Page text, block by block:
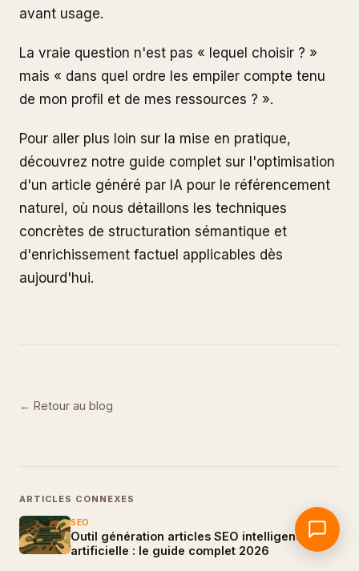
avant usage.
La vraie question n'est pas « lequel choisir ? »
mais « dans quel ordre les empiler compte tenu
de mon profil et de mes ressources ? ».
Pour aller plus loin sur la mise en pratique,
découvrez notre guide complet sur l'optimisation
d'un article généré par IA pour le référencement
naturel, où nous détaillons les techniques
concrètes de structuration sémantique et
d'enrichissement factuel applicables dès
aujourd'hui.
← Retour au blog
ARTICLES CONNEXES
SEO
Outil génération articles SEO intelligence
artificielle : le guide complet 2026